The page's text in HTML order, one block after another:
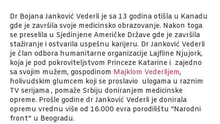
Dr Bojana Janković Vederli je sa 13 godina otišla u Kanadu
gde je završila svoje medicinsko obrazovanje. Nakon toga
se preselila u Sjedinjene Američke Države gde je završila
stažiranje i ostvarila uspešnu karijeru. Dr Janković Vederli
je član odbora humanitarne organizacije Lajfline Njujork,
koja je pod pokroviteljstvom Princeze Katarine i zajedno
sa svojim mužem, gospodinom Majklom Vederlijem,
holivudskim glumcem koji se proslavio ulogama u raznim
TV serijama , pomaže Srbiju doniranjem medicinske
opreme. Prošle godine dr Janković Vederli je donirala
opremu vrednu više od 16.000 evra porodilištu “Narodni
front” u Beogradu.